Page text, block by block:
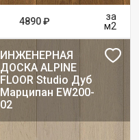
4890 ₽
за
м2
ИНЖЕНЕРНАЯ
ДОСКА ALPINE
FLOOR Studio Дуб
Марципан EW200-
02